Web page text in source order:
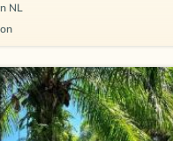
NL